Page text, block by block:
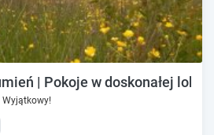
| Pokoje w doskonałej
Wyjątkowy!